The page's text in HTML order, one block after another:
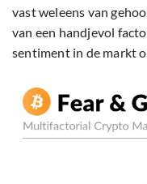
vast weleens van
van een handjevol
sentiment in de markt